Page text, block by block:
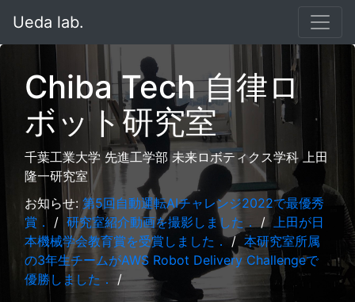
Ueda lab.
Chiba Tech 自律ロ
ボット研究室
千葉工業大学 先進工学部 未来ロボティクス学科 上田
隆一研究室
お知らせ: 第5回自動運転AIチャレンジ2022で最優秀
賞． / 研究室紹介動画を撮影しました． / 上田が日
本機械学会教育賞を受賞しました．/ 本研究室所属
の3年生チームがAWS Robot Delivery Challengeで
優勝しました． /